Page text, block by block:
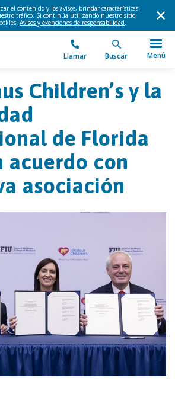
el contenido y los avisos, brindar características
tráfico. Si continúa utilizando nuestro sitio,
Avisos y exenciones de responsabilidad.
Llamar Buscar Menú
Children’s y la
de Florida
acuerdo con
asociación